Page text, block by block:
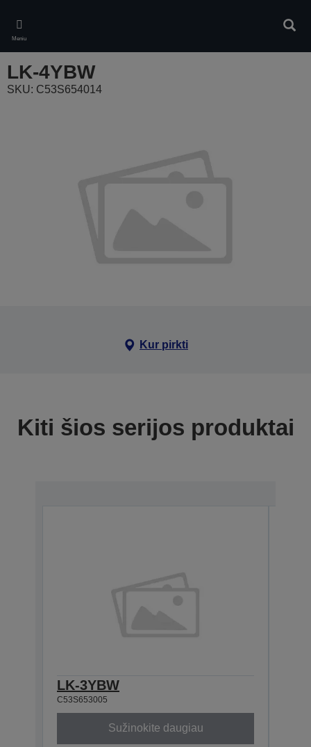
main
content
Meniu
LK-4YBW
SKU: C53S654014
Kur pirkti
Kiti šios serijos produktai
LK-3YBW
C53S653005
Sužinokite daugiau